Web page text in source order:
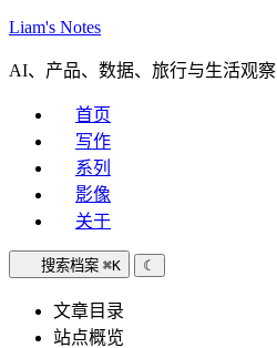
Liam's Notes
AI、产品、数据、旅行与生活观察
首页
写作
系列
影像
关于
搜索档案 ⌘K ☾
文章目录
站点概览